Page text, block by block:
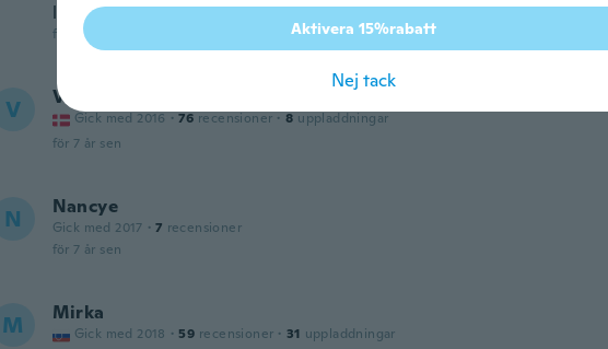
loved them
för 7 år sen
V Vinni
Gick med 2016 · 76 recensioner · 8 uppladdningar
för 7 år sen
N Nancye
Gick med 2017 · 7 recensioner
för 7 år sen
M Mirka
Gick med 2018 · 59 recensioner · 31 uppladdningar
Aktivera 15%rabatt
Nej tack